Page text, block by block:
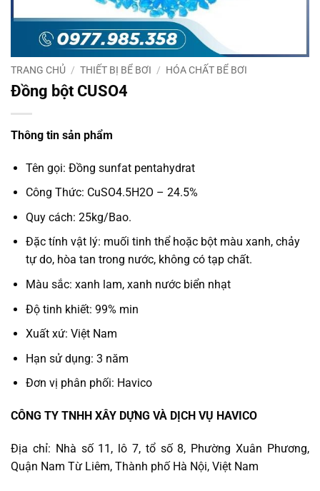
TRANG CHỦ / THIẾT BỊ BỂ BƠI / HÓA CHẤT BỂ BƠI
Đồng bột CUSO4
Thông tin sản phẩm
Tên gọi: Đồng sunfat pentahydrat
Công Thức: CuSO4.5H2O – 24.5%
Quy cách: 25kg/Bao.
Đặc tính vật lý: muối tinh thể hoặc bột màu xanh, chảy
tự do, hòa tan trong nước, không có tạp chất.
Màu sắc: xanh lam, xanh nước biển nhạt
Độ tinh khiết: 99% min
Xuất xứ: Việt Nam
Hạn sử dụng: 3 năm
Đơn vị phân phối: Havico
CÔNG TY TNHH XÂY DỰNG VÀ DỊCH VỤ HAVICO
Địa chỉ: Nhà số 11, lô 7, tổ số 8, Phường Xuân Phương,
Quận Nam Từ Liêm, Thành phố Hà Nội, Việt Nam